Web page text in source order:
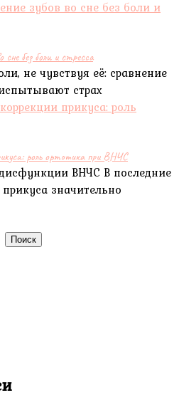
сне без боли и стресса
не чувствуя её: сравнение
страх
роль ортотика при ВНЧС
ВНЧС В последние
значительно
Поиск